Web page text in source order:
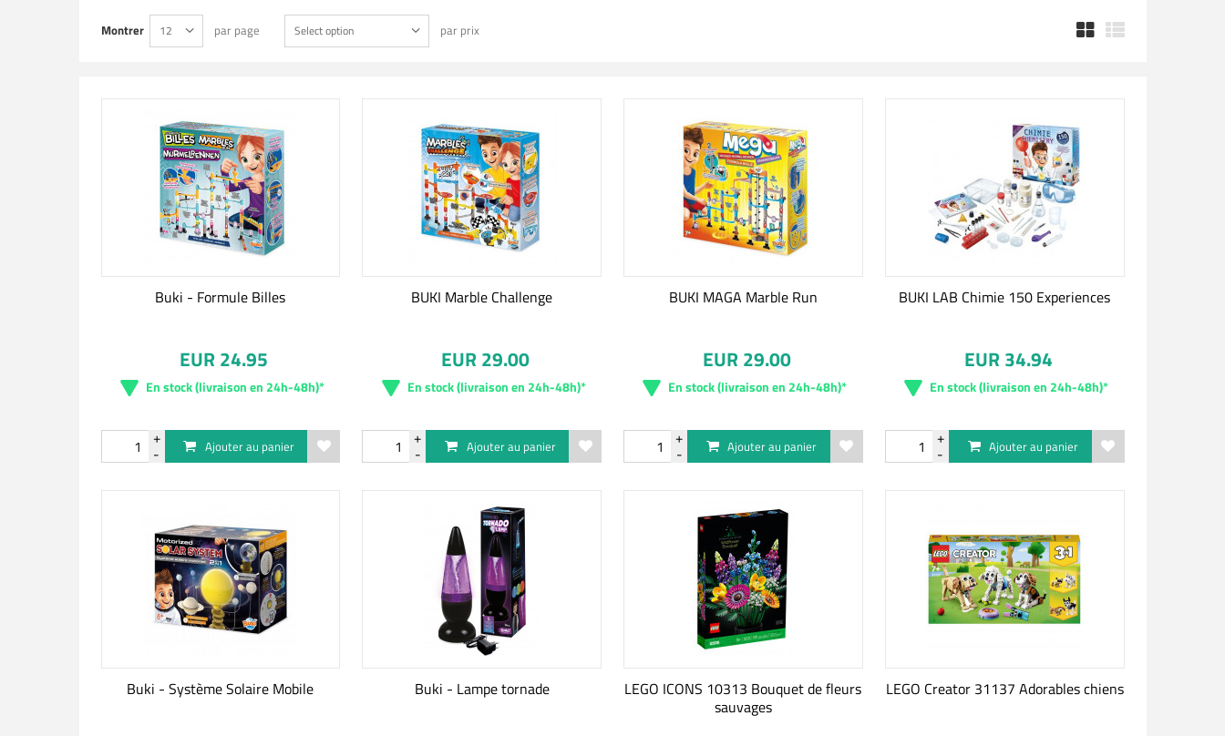
Montrer 12 par page Select option par prix
Buki - Formule Billes
EUR 24.95
En stock (livraison en 24h-48h)*
Ajouter au panier
BUKI Marble Challenge
EUR 29.00
En stock (livraison en 24h-48h)*
Ajouter au panier
BUKI MAGA Marble Run
EUR 29.00
En stock (livraison en 24h-48h)*
Ajouter au panier
BUKI LAB Chimie 150 Experiences
EUR 34.94
En stock (livraison en 24h-48h)*
Ajouter au panier
Buki - Système Solaire Mobile Buki - Lampe tornade
LEGO ICONS 10313 Bouquet de fleurs
sauvages
LEGO Creator 31137 Adorables chiens